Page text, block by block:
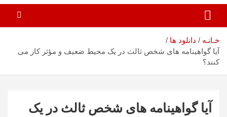
خـانـه دانلود ها
آیا گواهینامه های شخص ثالث در یک محیط ضعیف و مؤثر کار می
کنند؟
آیا گواهینامه های شخص ثالث در یک